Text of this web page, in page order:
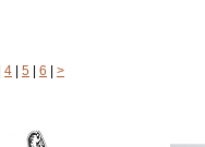
4 5 6 >